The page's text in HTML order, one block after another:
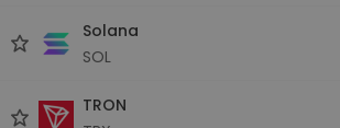
Solana
SOL
TRON